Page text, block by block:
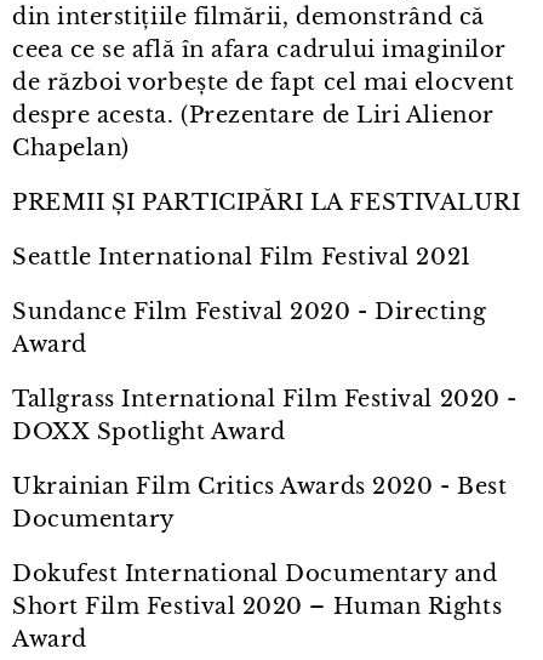
din interstițiile filmării, demonstrând că
ceea ce se află în afara cadrului imaginilor
de război vorbește de fapt cel mai elocvent
despre acesta. (Prezentare de Liri Alienor
Chapelan)
PREMII ȘI PARTICIPĂRI LA FESTIVALURI
Seattle International Film Festival 2021
Sundance Film Festival 2020 - Directing
Award
Tallgrass International Film Festival 2020 -
DOXX Spotlight Award
Ukrainian Film Critics Awards 2020 - Best
Documentary
Dokufest International Documentary and
Short Film Festival 2020 – Human Rights
Award